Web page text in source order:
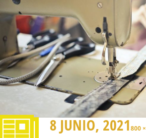
8 JUNIO, 2021800